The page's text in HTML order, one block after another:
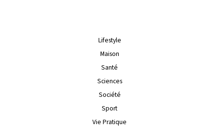
Lifestyle
Maison
Santé
Sciences
Société
Sport
Vie Pratique